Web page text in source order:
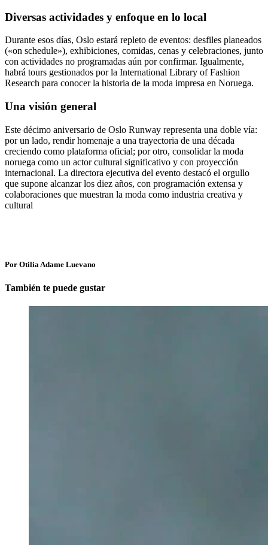
Diversas actividades y enfoque en lo local
Durante esos días, Oslo estará repleto de eventos: desfiles planeados
(«on schedule»), exhibiciones, comidas, cenas y celebraciones, junto
con actividades no programadas aún por confirmar. Igualmente,
habrá tours gestionados por la International Library of Fashion
Research para conocer la historia de la moda impresa en Noruega.
Una visión general
Este décimo aniversario de Oslo Runway representa una doble vía:
por un lado, rendir homenaje a una trayectoria de una década
creciendo como plataforma oficial; por otro, consolidar la moda
noruega como un actor cultural significativo y con proyección
internacional. La directora ejecutiva del evento destacó el orgullo
que supone alcanzar los diez años, con programación extensa y
colaboraciones que muestran la moda como industria creativa y
cultural
Por Otilia Adame Luevano
También te puede gustar